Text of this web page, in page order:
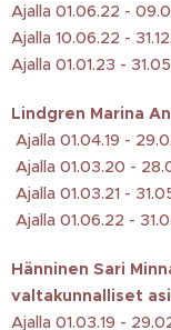
Ajalla 01.06.22 -
Ajalla 10.06.22 -
Ajalla 01.01.23 -
Lindgren Marina
Ajalla 01.04.19 -
Ajalla 01.03.20 -
Ajalla 01.03.21 -
Ajalla 01.06.22 -
Hänninen Sari
valtakunnalliset
Ajalla 01.03.19 -